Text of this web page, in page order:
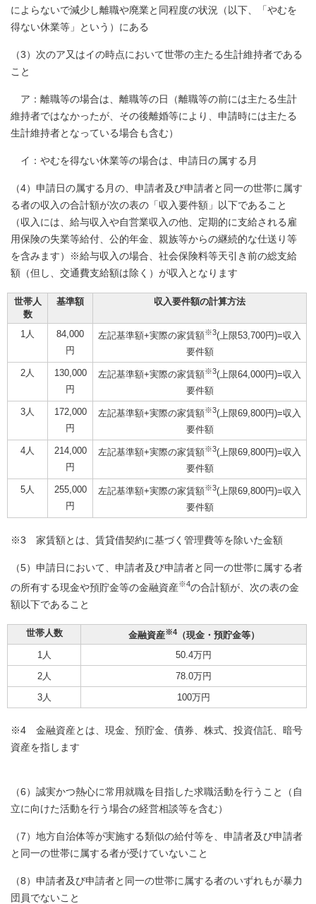
によらないで減少し離職や廃業と同程度の状況（以下、「やむを
得ない休業等」という）にある
（3）次のア又はイの時点において世帯の主たる生計維持者である
こと
ア：離職等の場合は、離職等の日（離職等の前には主たる生計
維持者ではなかったが、その後離婚等により、申請時には主たる
生計維持者となっている場合も含む）
イ：やむを得ない休業等の場合は、申請日の属する月
（4）申請日の属する月の、申請者及び申請者と同一の世帯に属す
る者の収入の合計額が次の表の「収入要件額」以下であること
（収入には、給与収入や自営業収入の他、定期的に支給される雇
用保険の失業等給付、公的年金、親族等からの継続的な仕送り等
を含みます）※給与収入の場合、社会保険料等天引き前の総支給
額（但し、交通費支給額は除く）が収入となります
世帯人
数
基準額 収入要件額の計算方法
1人
84,000
円
左記基準額+実際の家賃額※3(上限53,700円)=収入
要件額
2人
130,000
円
左記基準額+実際の家賃額※3(上限64,000円)=収入
要件額
3人
172,000
円
左記基準額+実際の家賃額※3(上限69,800円)=収入
要件額
4人
214,000
円
左記基準額+実際の家賃額※3(上限69,800円)=収入
要件額
5人
255,000
円
左記基準額+実際の家賃額※3(上限69,800円)=収入
要件額
※3 家賃額とは、賃貸借契約に基づく管理費等を除いた金額
（5）申請日において、申請者及び申請者と同一の世帯に属する者
の所有する現金や預貯金等の金融資産※4の合計額が、次の表の金
額以下であること
世帯人数 金融資産※4（現金・預貯金等）
1人
50.4万円
2人
78.0万円
3人
100万円
※4 金融資産とは、現金、預貯金、債券、株式、投資信託、暗号
資産を指します
（6）誠実かつ熱心に常用就職を目指した求職活動を行うこと（自
立に向けた活動を行う場合の経営相談等を含む）
（7）地方自治体等が実施する類似の給付等を、申請者及び申請者
と同一の世帯に属する者が受けていないこと
（8）申請者及び申請者と同一の世帯に属する者のいずれもが暴力
団員でないこと